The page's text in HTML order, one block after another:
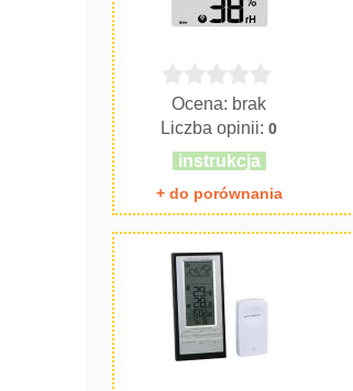
Ocena: brak
Liczba opinii:0
instrukcja
+ do porównania